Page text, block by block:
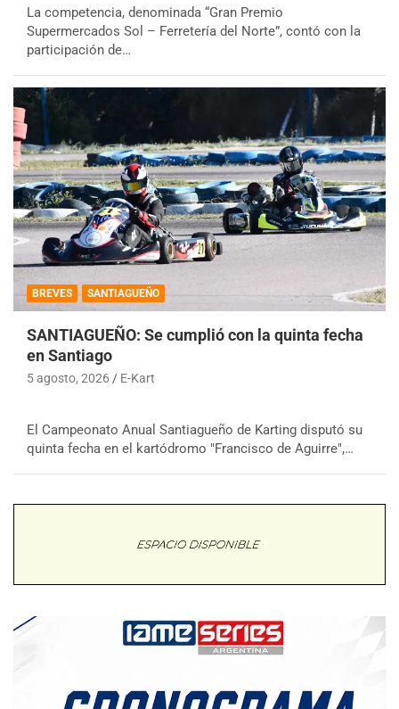
La competencia, denominada “Gran Premio
Supermercados Sol – Ferretería del Norte”, contó con la
participación de…
BREVES SANTIAGUEÑO
SANTIAGUEÑO: Se cumplió con la quinta fecha
en Santiago
5 agosto, 2026 E-Kart
El Campeonato Anual Santiagueño de Karting disputó su
quinta fecha en el kartódromo "Francisco de Aguirre",…